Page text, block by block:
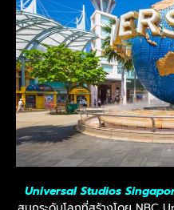
Universal Studios